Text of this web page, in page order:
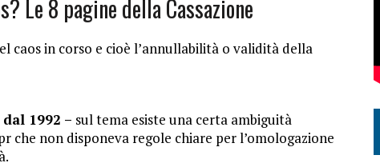
Le 8 pagine della Cassazione
caos in corso e cioè l’annullabilità o validità della
1992 – sul tema esiste una certa ambiguità
non disponeva regole chiare per l’omologazione